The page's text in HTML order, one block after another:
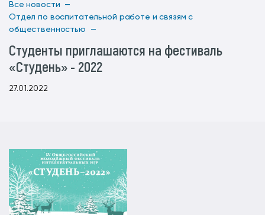
Все новости —
Отдел по воспитательной работе и связям с
общественностью —
Студенты приглашаются на фестиваль
«Студень» - 2022
27.01.2022